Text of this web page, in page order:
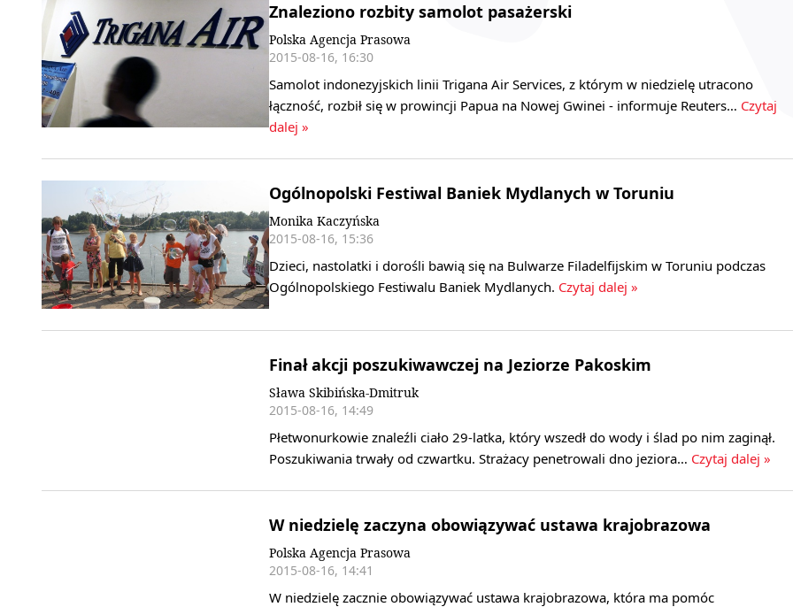
Znaleziono rozbity samolot pasażerski
Polska Agencja Prasowa
2015-08-16, 16:30
Samolot indonezyjskich linii Trigana Air Services, z którym w niedzielę utracono
łączność, rozbił się w prowincji Papua na Nowej Gwinei - informuje Reuters… Czytaj
dalej »
Ogólnopolski Festiwal Baniek Mydlanych w Toruniu
Monika Kaczyńska
2015-08-16, 15:36
Dzieci, nastolatki i dorośli bawią się na Bulwarze Filadelfijskim w Toruniu podczas
Ogólnopolskiego Festiwalu Baniek Mydlanych. Czytaj dalej »
Finał akcji poszukiwawczej na Jeziorze Pakoskim
Sława Skibińska-Dmitruk
2015-08-16, 14:49
Płetwonurkowie znaleźli ciało 29-latka, który wszedł do wody i ślad po nim zaginął.
Poszukiwania trwały od czwartku. Strażacy penetrowali dno jeziora… Czytaj dalej »
W niedzielę zaczyna obowiązywać ustawa krajobrazowa
Polska Agencja Prasowa
2015-08-16, 14:41
W niedzielę zacznie obowiązywać ustawa krajobrazowa, która ma pomóc